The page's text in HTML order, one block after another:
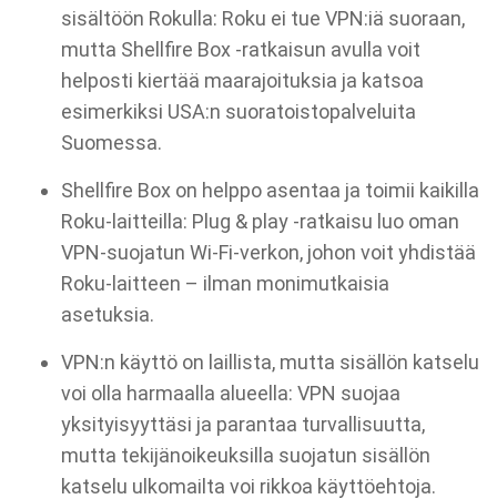
sisältöön Rokulla: Roku ei tue VPN:iä suoraan,
mutta Shellfire Box -ratkaisun avulla voit
helposti kiertää maarajoituksia ja katsoa
esimerkiksi USA:n suoratoistopalveluita
Suomessa.
Shellfire Box on helppo asentaa ja toimii kaikilla
Roku-laitteilla: Plug & play -ratkaisu luo oman
VPN-suojatun Wi-Fi-verkon, johon voit yhdistää
Roku-laitteen – ilman monimutkaisia
asetuksia.
VPN:n käyttö on laillista, mutta sisällön katselu
voi olla harmaalla alueella: VPN suojaa
yksityisyyttäsi ja parantaa turvallisuutta,
mutta tekijänoikeuksilla suojatun sisällön
katselu ulkomailta voi rikkoa käyttöehtoja.